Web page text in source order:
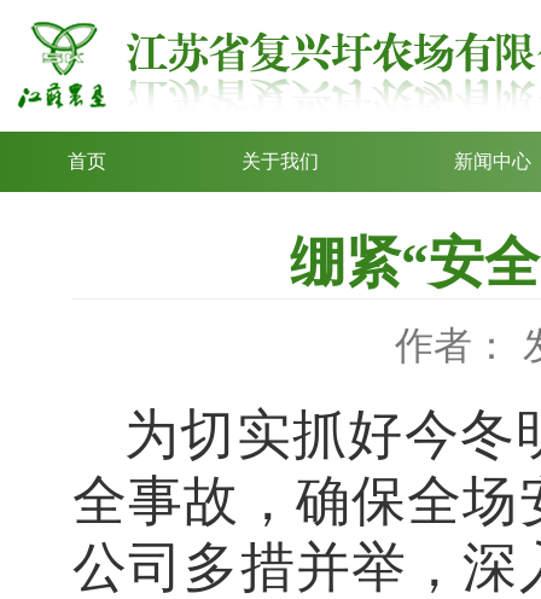
首页 关于我们 新闻中心
绷紧“安
作者：
为切实抓好今冬
全事故，确保全
公司多措并举，深